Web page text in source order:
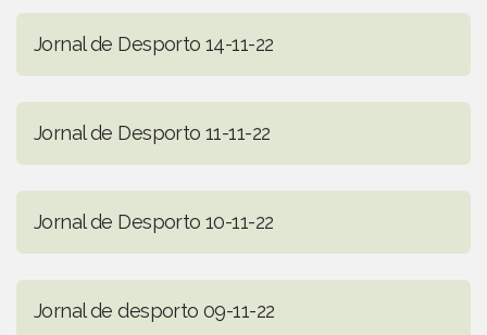
Jornal de Desporto 14-11-22
Jornal de Desporto 11-11-22
Jornal de Desporto 10-11-22
Jornal de desporto 09-11-22